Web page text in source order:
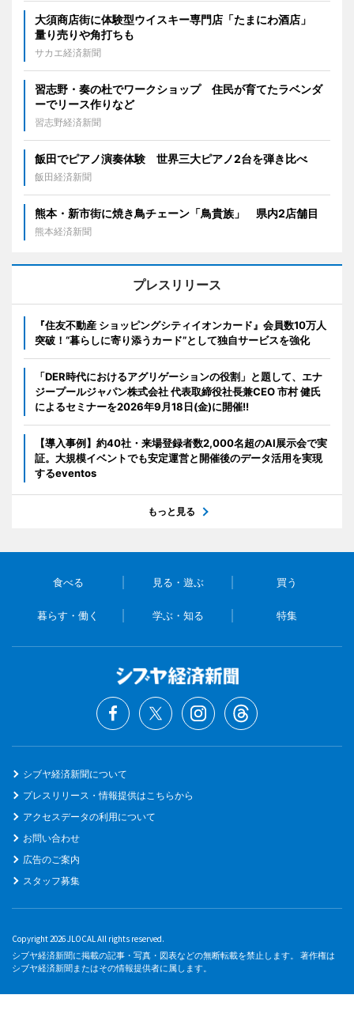
大須商店街に体験型ウイスキー専門店「たまにわ酒店」
量り売りや角打ちも
サカエ経済新聞
習志野・奏の杜でワークショップ 住民が育てたラベンダ
ーでリース作りなど
習志野経済新聞
飯田でピアノ演奏体験 世界三大ピアノ2台を弾き比べ
飯田経済新聞
熊本・新市街に焼き鳥チェーン「鳥貴族」 県内2店舗目
熊本経済新聞
プレスリリース
『住友不動産 ショッピングシティイオンカード』会員数10万人
突破！“暮らしに寄り添うカード”として独自サービスを強化
「DER時代におけるアグリゲーションの役割」と題して、エナ
ジープールジャパン株式会社 代表取締役社長兼CEO 市村 健氏
によるセミナーを2026年9月18日(金)に開催!!
【導入事例】約40社・来場登録者数2,000名超のAI展示会で実
証。大規模イベントでも安定運営と開催後のデータ活用を実現
するeventos
もっと見る
食べる 見る・遊ぶ 買う
暮らす・働く 学ぶ・知る 特集
シブヤ経済新聞について
プレスリリース・情報提供はこちらから
アクセスデータの利用について
お問い合わせ
広告のご案内
スタッフ募集
Copyright 2026 JLOCAL All rights reserved.
シブヤ経済新聞に掲載の記事・写真・図表などの無断転載を禁止します。 著作権は
シブヤ経済新聞またはその情報提供者に属します。